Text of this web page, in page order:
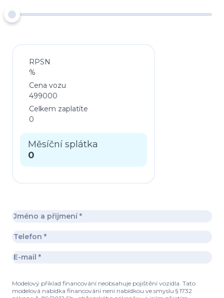
RPSN
%
Cena vozu
499000
Celkem zaplatíte
0
Měsíční splátka
0
Modelový příklad financování neobsahuje pojištění vozidla. Tato
modelová nabídka financování není nabídkou ve smyslu § 1732